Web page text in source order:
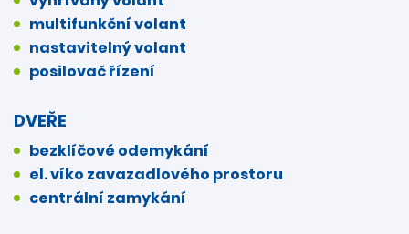
multifunkční volant
nastavitelný volant
posilovač řízení
DVEŘE
bezklíčové odemykání
el. víko zavazadlového prostoru
centrální zamykání